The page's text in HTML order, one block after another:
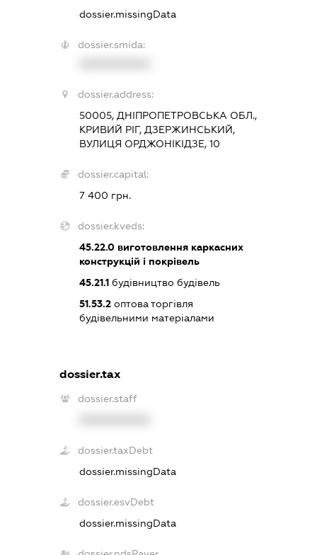
dossier.missingData
dossier.smida:
dossier.address:
50005, ДНІПРОПЕТРОВСЬКА ОБЛ.,
КРИВИЙ РІГ, ДЗЕРЖИНСЬКИЙ,
ВУЛИЦЯ ОРДЖОНІКІДЗЕ, 10
dossier.capital:
7 400 грн.
dossier.kveds:
45.22.0 виготовлення каркасних
конструкцій і покрівель
45.21.1 будівництво будівель
51.53.2 оптова торгівля
будівельними матеріалами
dossier.tax
dossier.staff
dossier.taxDebt
dossier.missingData
dossier.esvDebt
dossier.missingData